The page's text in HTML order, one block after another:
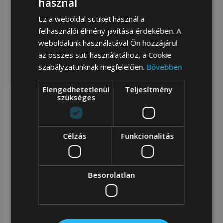
Ergonomikus kialakítás és oldalsó kompressziós
hevederek
A vállpántok belső oldala és a hátizsák hátfala hálós
szövettel van bélelve a megfelelő szellőzés érdekében
– a megfelelő légáramlás hűti és eltávolítja a hátulról
az izzadságot. A csípőöv használata az egyenletes
súlyelosztásnak köszönhetően tehermentesíti a
karokat és a vállakat. A hátizsák további oldalpántokkal
rendelkezik, erős ABS anyagból készült FASTEX
rögzítővel . Kompressziós funkcióval rendelkeznek (a
Ez a weboldal sütiket használ a
felhasználói élmény javítása érdekében. A
weboldalunk használatával Ön hozzájárul
az összes süti használatához, a Cookie
szabályzatunknak megfelelően. Bővebben
Elengedhetetlenül
szükséges
Teljesítmény
Célzás Funkcionalitás
Besorolatlan